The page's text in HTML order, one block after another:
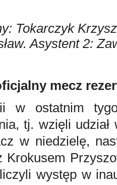
Tokarczyk
Asystent 2:
mecz
w ostatnim
tj. wzięli
w niedzielę,
Krokusem
występ w